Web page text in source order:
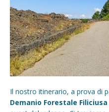
Il nostro itinerario, a prova di
Demanio Forestale